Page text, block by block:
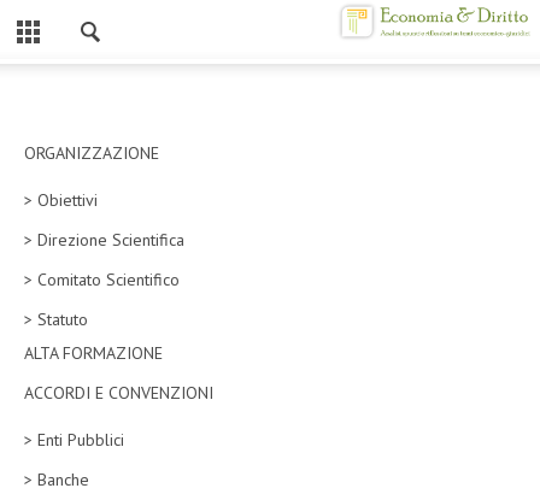
CHI SIAMO
MISSION
CONTATTI
ATTO COSTITUTIVO E STATUTO
ORGANIZZAZIONE
OBIETTIVI
DIREZIONE SCIENTIFICA
ORGANIZZAZIONE
> Obiettivi
> Direzione Scientifica
> Comitato Scientifico
> Statuto
ALTA FORMAZIONE
ACCORDI E CONVENZIONI
> Enti Pubblici
> Banche